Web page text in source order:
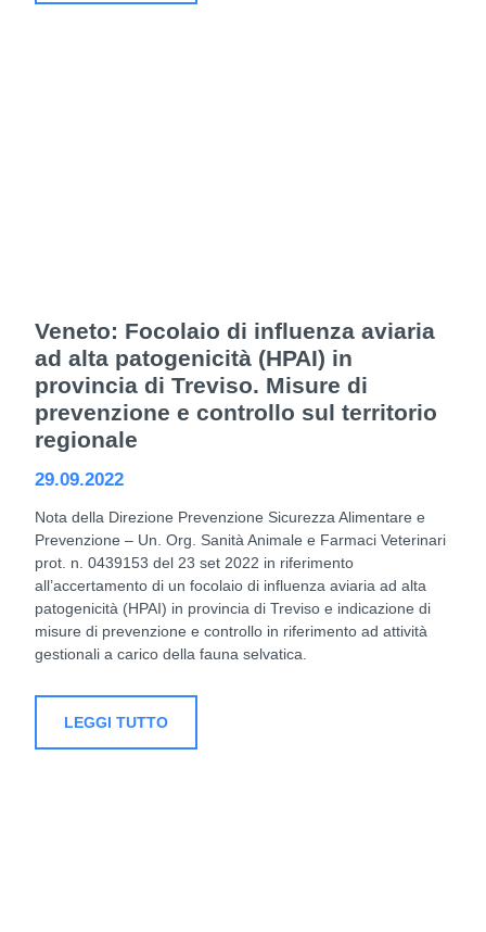
Veneto: Focolaio di influenza aviaria
ad alta patogenicità (HPAI) in
provincia di Treviso. Misure di
prevenzione e controllo sul territorio
regionale
29.09.2022
Nota della Direzione Prevenzione Sicurezza Alimentare e
Prevenzione – Un. Org. Sanità Animale e Farmaci Veterinari
prot. n. 0439153 del 23 set 2022 in riferimento
all’accertamento di un focolaio di influenza aviaria ad alta
patogenicità (HPAI) in provincia di Treviso e indicazione di
misure di prevenzione e controllo in riferimento ad attività
gestionali a carico della fauna selvatica.
LEGGI TUTTO